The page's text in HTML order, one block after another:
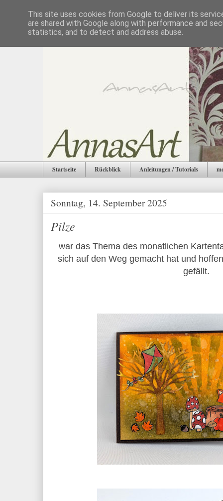
Startseite Rückblick Anleitungen / Tutorials
Sonntag, 14. September 2025
Pilze
war das Thema des monatlichen
sich auf den Weg gemacht hat und
gefällt.
This site uses cookies from Google to deliver its
are shared with Google along with performance and
statistics, and to detect and address abuse.